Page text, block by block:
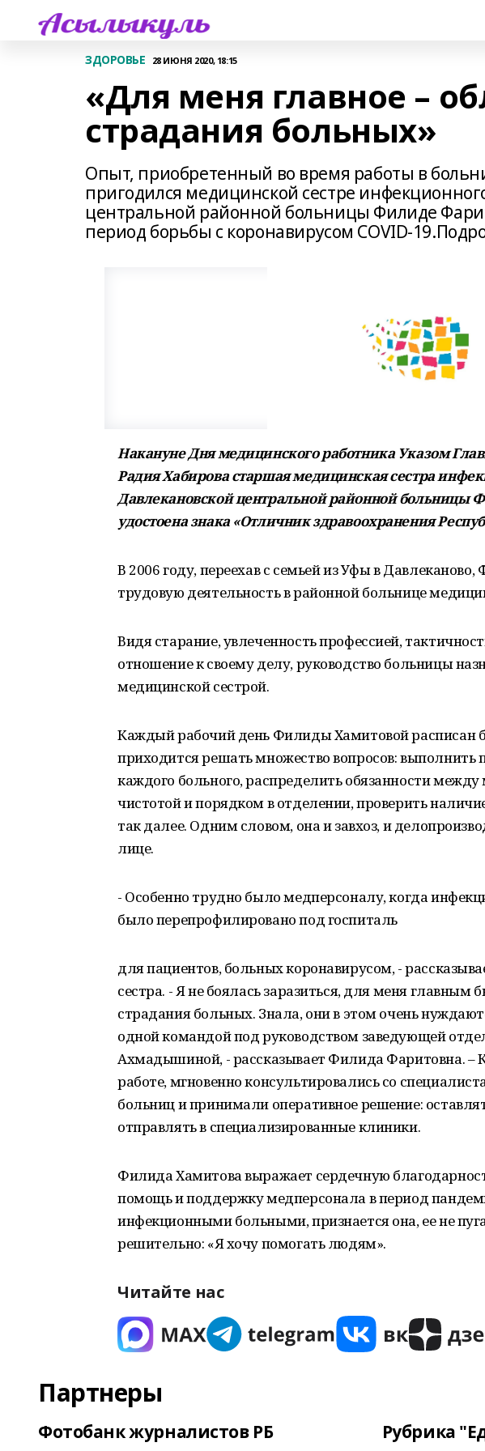
ЗДОРОВЬЕ 28 ИЮНЯ 2020, 18:15
«Для меня главное –
страдания больных»
Опыт, приобретенный во время работы в
пригодился медицинской сестре
центральной районной больницы Филиде
период борьбы с коронавирусом COVID-
Накануне Дня медицинского работника Указом
Радия Хабирова старшая медицинская сестра
Давлекановской центральной районной больницы
удостоена знака «Отличник здравоохранения
В 2006 году, переехав с семьей из Уфы в
трудовую деятельность в районной больнице
Видя старание, увлеченность профессией,
отношение к своему делу, руководство больницы
медицинской сестрой.
Каждый рабочий день Филиды Хамитовой расписан
приходится решать множество вопросов: выполнить
каждого больного, распределить обязанности
чистотой и порядком в отделении, проверить
так далее. Одним словом, она и завхоз, и
лице.
- Особенно трудно было медперсоналу, когда
было перепрофилировано под госпиталь
для пациентов, больных коронавирусом, -
сестра. - Я не боялась заразиться, для меня главным
страдания больных. Знала, они в этом очень
одной командой под руководством заведующей
Ахмадышиной, - рассказывает Филида Фаритовна. –
работе, мгновенно консультировались со
больниц и принимали оперативное решение:
отправлять в специализированные клиники.
Филида Хамитова выражает сердечную
помощь и поддержку медперсонала в период
инфекционными больными, признается она, ее не
решительно: «Я хочу помогать людям».
Читайте нас
Партнеры
Фотобанк журналистов РБ Рубрика